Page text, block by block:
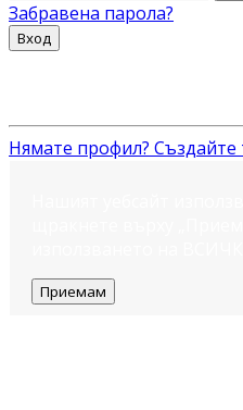
Забравена парола?
Вход
Нямате профил? Създайте
Приемам